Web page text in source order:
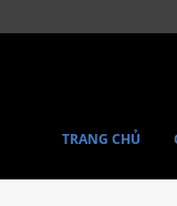
TRANG CHỦ